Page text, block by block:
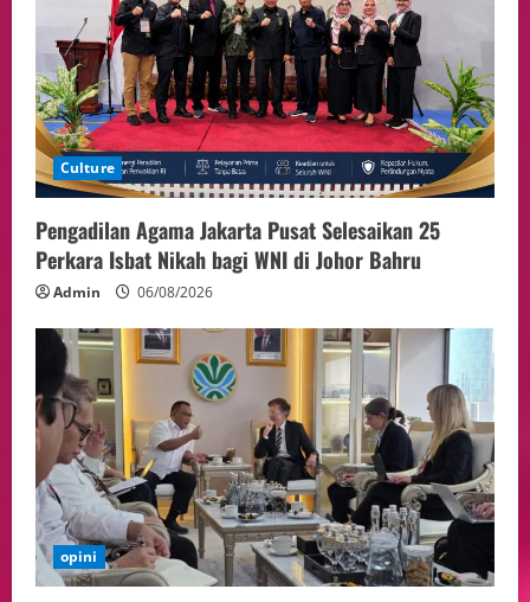
5
Presiden Prabowo dan PM Thailand
Sepakat Perkuat Stabilitas ketahan
ASEAN Melalui Penguatan Kerjasama
Kedua Negara.
04/08/2026
Culture
Pengadilan Agama Jakarta Pusat Selesaikan 25
Perkara Isbat Nikah bagi WNI di Johor Bahru
Admin 06/08/2026
opini